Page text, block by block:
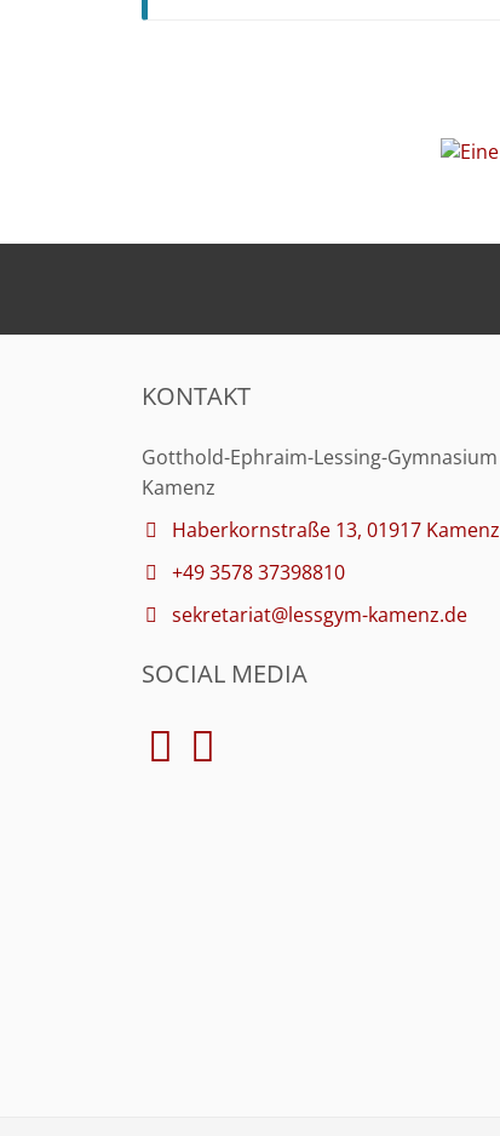
KONTAKT
Gotthold-Ephraim-Lessing-Gymnasium
Kamenz
Haberkornstraße 13, 01917 Kamenz
+49 3578 37398810
sekretariat@lessgym-kamenz.de
SOCIAL MEDIA